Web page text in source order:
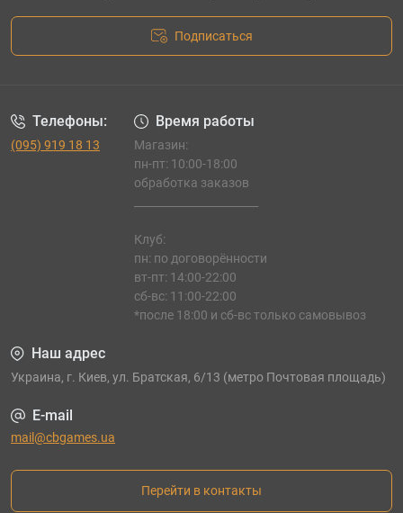
Подписаться
Телефоны:
(095) 919 18 13
Время работы
Магазин:
пн-пт: 10:00-18:00
обработка заказов
Клуб:
пн: по договорённости
вт-пт: 14:00-22:00
сб-вс: 11:00-22:00
*после 18:00 и сб-вс только самовывоз
Наш адрес
Украина, г. Киев, ул. Братская, 6/13 (метро Почтовая площадь)
E-mail
mail@cbgames.ua
Перейти в контакты